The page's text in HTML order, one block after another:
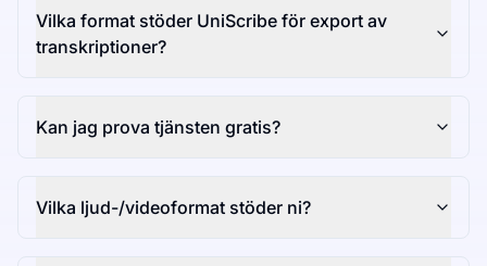
Vilka format stöder UniScribe för export av
transkriptioner?
Kan jag prova tjänsten gratis?
Vilka ljud-/videoformat stöder ni?